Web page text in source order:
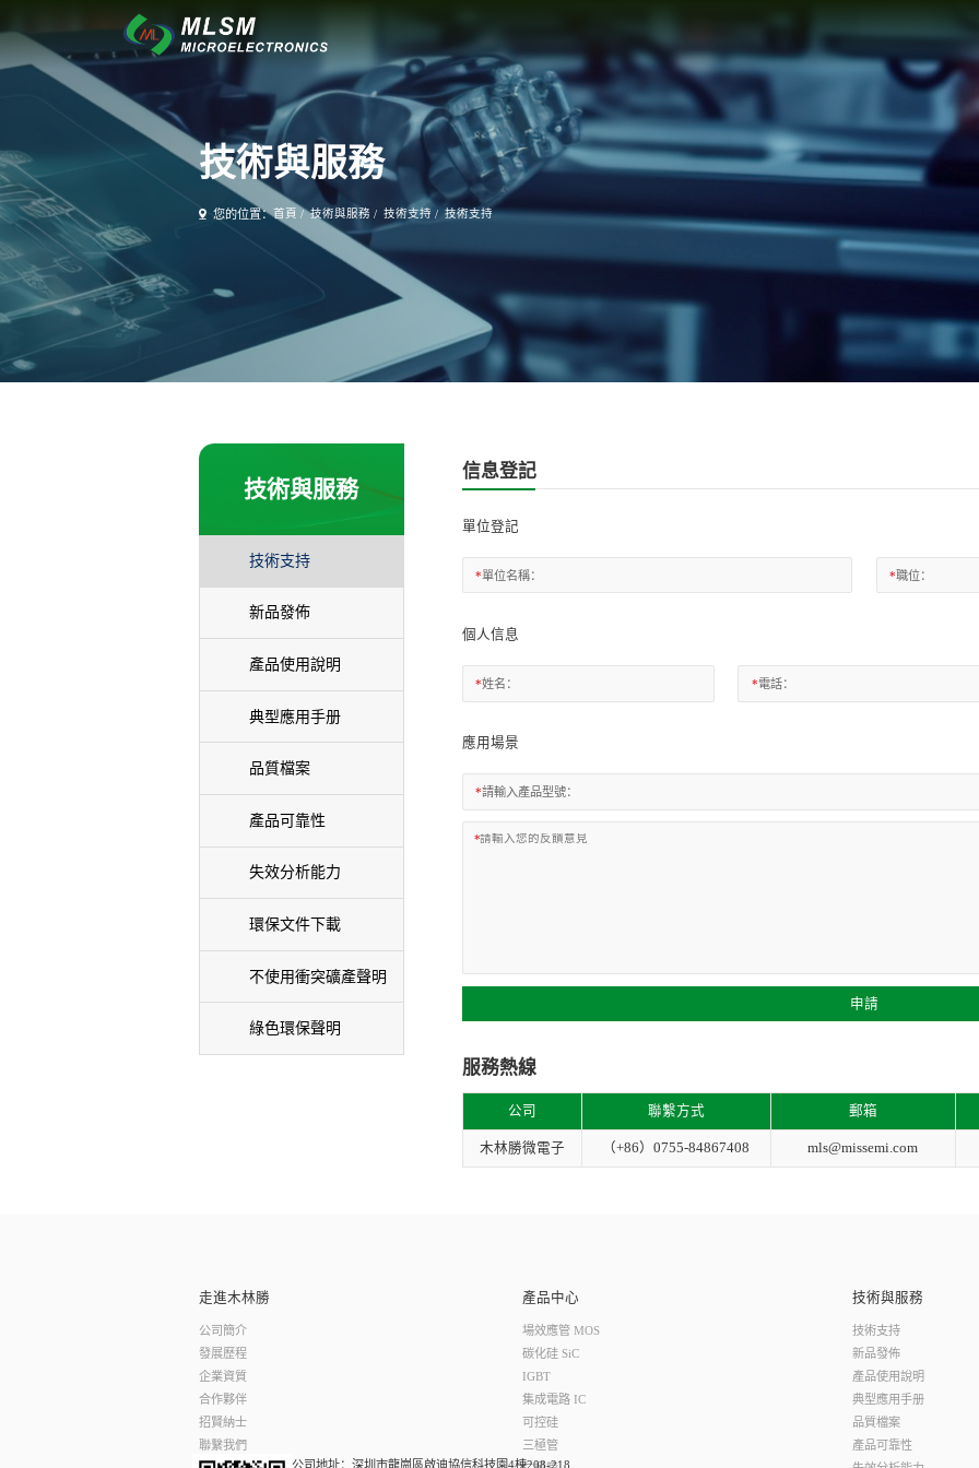
技術與服務
您的位置：首頁 /技術與服務 / 技術支持 / 技術支持
技術與服務
技術支持
新品發佈
產品使用說明
典型應用手册
品質檔案
產品可靠性
失效分析能力
環保文件下載
不使用衝突礦產聲明
綠色環保聲明
信息登記
單位登記
*單位名稱： *職位：
個人信息
*姓名： *電話：
應用場景
*請輸入產品型號：
*
申請
服務熱線
公司 聯繫方式 郵箱
木林勝微電子 （+86）0755-84867408 mls@missemi.com
走進木林勝
公司簡介
發展歷程
企業資質
合作夥伴
招賢納士
聯繫我們
產品中心
場效應管 MOS
碳化硅 SiC
IGBT
集成電路 IC
可控硅
三極管
技術與服務
技術支持
新品發佈
產品使用說明
典型應用手册
品質檔案
產品可靠性
公司地址：深圳市龍崗區啟迪協信科技園4棟208-218